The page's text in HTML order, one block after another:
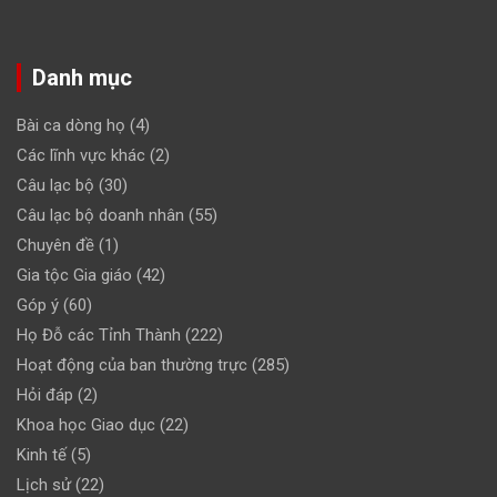
Danh mục
Bài ca dòng họ (4)
Các lĩnh vực khác (2)
Câu lạc bộ (30)
Câu lạc bộ doanh nhân (55)
Chuyên đề (1)
Gia tộc Gia giáo (42)
Góp ý (60)
Họ Đỗ các Tỉnh Thành (222)
Hoạt động của ban thường trực (285)
Hỏi đáp (2)
Khoa học Giao dục (22)
Kinh tế(5)
Lịch sử(22)